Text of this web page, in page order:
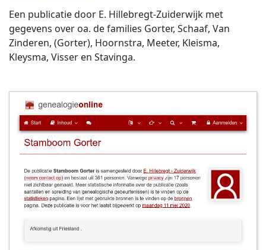
Een publicatie door E. Hillebregt-Zuiderwijk met
gegevens over oa. de families Gorter, Schaaf, Van
Zinderen, (Gorter), Hoornstra, Meeter, Kleisma,
Kleysma, Visser en Stavinga.